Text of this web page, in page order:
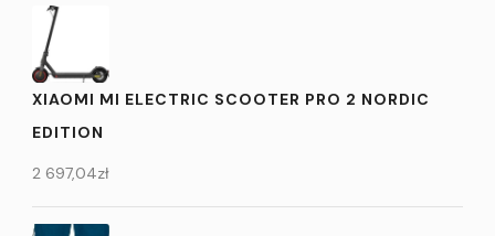
XIAOMI MI ELECTRIC SCOOTER PRO 2 NORDIC
EDITION
2 697,04zł